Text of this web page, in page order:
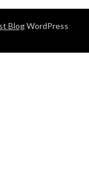
BlogWordPress